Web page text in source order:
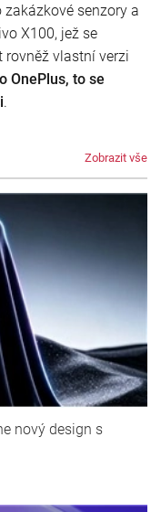
senzory a
X100, jež se
rovněž vlastní verzi
OnePlus, to se
.
Zobrazit vše
nový design s